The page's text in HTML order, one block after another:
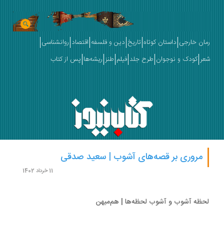
خارجی داستان کوتاه تاریخ دین و فلسفه اقتصاد روانشناسی
کودک و نوجوان طرح جلد فیلم طنز ریشه‌ها پس از کتاب
مروری بر قصه‌های آشوب | سعید صدقی
آشوب و آشوب لحظه‌ها | هم‌میهن